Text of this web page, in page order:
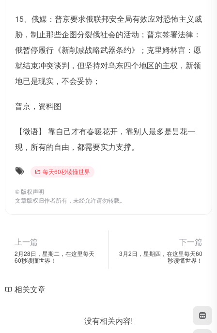
15、俄媒：普京要求俄联邦安全局有效应对恐怖主义威
胁，制止那些企图分裂俄社会的活动；普京签署法律：
俄暂停履行《新削减战略武器条约》；克里姆林宫：愿
就结束冲突谈判，但坚持对乌东四个地区的主权，新领
地已是现实，不会妥协；
普京，资料图
【微语】 靠自己才有春暖花开，靠别人最多是昙花一
现，所有的自由，都需要实力支撑。
每天60秒读懂世界
© 版权声明
文章版权归作者所有，未经允许请勿转载。
上一篇
2月28日，星期二，在这里每天
60秒读懂世界！
下一篇
3月2日，星期四，在这里每天60
秒读懂世界！
相关文章
没有相关内容!